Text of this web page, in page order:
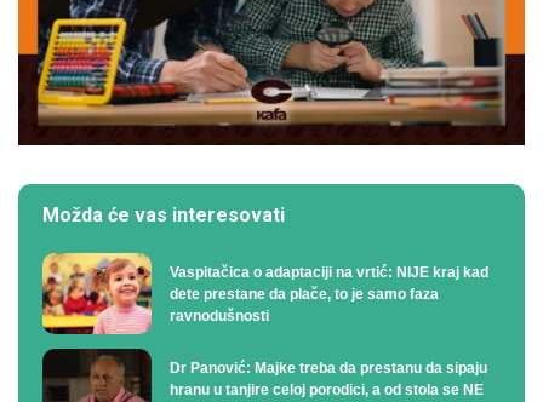
Možda će vas interesovati
Vaspitačica o adaptaciji na vrtić: NIJE kraj kad
dete prestane da plače, to je samo faza
ravnodušnosti
Dr Panović: Majke treba da prestanu da sipaju
hranu u tanjire celoj porodici, a od stola se NE